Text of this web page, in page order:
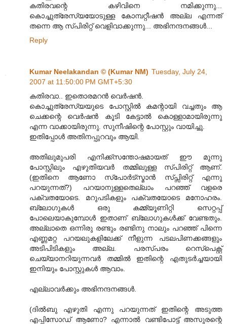
കതിരവന്റെ കഴിവിനെ നമിക്കുന്നു...
കൊച്ചുത്രേസ്യയോടുള്ള കോമ്പറ്റീഷന്‍ അല്ല എന്നത്‌
തന്നെ ആ സ്പിരിറ്റ്‌ വെളിവാക്കുന്നു... അഭിനന്ദനങ്ങള്‍...
Reply
Kumar Neelakandan © (Kumar NM) Tuesday, July 24,
2007 at 11:50:00 PM GMT+5:30
കതിരവാ.. ഇതൊരമറന്‍ വെര്‍ഷന്‍.
കൊച്ചുത്രേസ്യയുടെ പോസ്റ്റില്‍ കമന്റായി വച്ചതും ആ
ചെക്കന്റെ വെര്‍ഷന്‍ കൂടി കേട്ടാല്‍ കൊള്ളാമായിരുന്നു
എന്ന വാക്കായിരുന്നു. സുനീഷിന്റെ പോസ്റ്റും വായിച്ചു.
ഇതിപ്പോള്‍ അതിനപ്പുറവും ആയി.
അതിലുമുപരി എനിക്ക്സന്തോഷമായത് ഈ മൂന്നു
പോസ്റ്റിലും എഴുതിയവര്‍ തമ്മിലുള്ള സ്പിരിറ്റ് ആണ്.
(ഇതിനെ ആണോ സ്പോര്‍ട്സ്മാന്‍ സ്പ്സിരിറ്റ് എന്നു
പറയുന്നത്?) പറയാനുള്ളതെല്ലാം പറഞ്ഞ് വളരെ
പക്വതയോടെ. മറുപടികളും പക്വതയോടെ മനോഹരം.
ബ്ലോഗുകള്‍ ഒരു കമ്മ്യൂണിറ്റി സെറ്റപ്പ്
പോലെയാകുമ്പോള്‍ ഇതാണ് ബ്ലോഗുകള്‍ക്ക് വേണ്ടതും.
അല്ലാതെ ഒന്നിരു രണ്ടും രണ്ടിനു നാലും പറഞ്ഞ് പിന്നെ
എണ്ണമറ്റ പറയലുകളിലേക്ക് നീളുന്ന പടലപിണക്കങ്ങളും
അടിപിടികളും അല്ല. പരസ്പരം റെസ്പെക്റ്റ്
ചെയ്യാനറിയുന്നവര്‍ തമ്മില്‍ ഇതിന്റെ എതുടര്‍ച്ചയായി
ഇനിയും പോസ്റ്റുകള്‍ ആവാം.
എല്ലാവര്‍ക്കും അഭിനന്ദനങ്ങള്‍.
(ദില്‍ബു എഴുതി എന്നു പറയുന്നത് ഇതിന്റെ അടുത്ത
എപ്പിസോഡ് ആണോ? എന്നാല്‍ വണ്ടിപോട്ട് അസുരന്റെ